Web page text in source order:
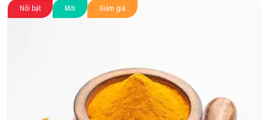
Nổi bật Mới Giảm giá